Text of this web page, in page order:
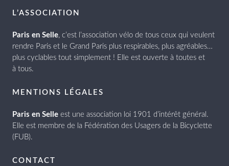
L’ASSOCIATION
Paris en Selle, c’est l’association vélo de tous ceux qui veulent
rendre Paris et le Grand Paris plus respirables, plus agréables…
plus cyclables tout simplement ! Elle est ouverte à toutes et
à tous.
MENTIONS LÉGALES
Paris en Selle est une association loi 1901 d’intérêt général.
Elle est membre de la Fédération des Usagers de la Bicyclette
(FUB).
CONTACT